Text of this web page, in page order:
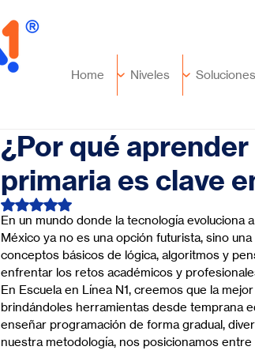
Home Niveles Soluciones
¿Por qué
primaria es clave
Obtuvo NaN de 5 estrellas.
En un mundo donde la tecnología
México ya no es una opción futurista, sino
conceptos básicos de lógica, algoritmos y
enfrentar los retos académicos y
En Escuela en Línea N1, creemos que la
brindándoles herramientas desde temprana
enseñar programación de forma gradual,
nuestra metodología, nos posicionamos